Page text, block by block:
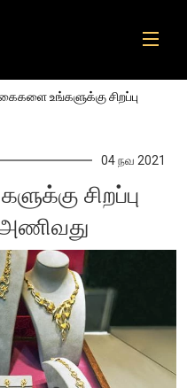
உங்களுக்கு சிறப்பு
04 நவ 2021
சிறப்பு